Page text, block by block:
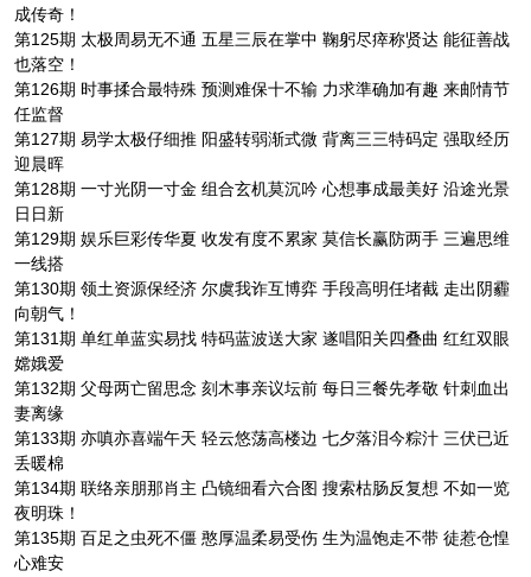
成传奇！
第125期 太极周易无不通 五星三辰在掌中 鞠躬尽瘁称贤达 能征善战
也落空！
第126期 时事揉合最特殊 预测难保十不输 力求準确加有趣 来邮情节
任监督
第127期 易学太极仔细推 阳盛转弱渐式微 背离三三特码定 强取经历
迎晨晖
第128期 一寸光阴一寸金 组合玄机莫沉吟 心想事成最美好 沿途光景
日日新
第129期 娱乐巨彩传华夏 收发有度不累家 莫信长赢防两手 三遍思维
一线搭
第130期 领土资源保经济 尔虞我诈互博弈 手段高明任堵截 走出阴霾
向朝气！
第131期 单红单蓝实易找 特码蓝波送大家 遂唱阳关四叠曲 红红双眼
嫦娥爱
第132期 父母两亡留思念 刻木事亲议坛前 每日三餐先孝敬 针刺血出
妻离缘
第133期 亦嗔亦喜端午天 轻云悠荡高楼边 七夕落泪今粽汁 三伏已近
丢暖棉
第134期 联络亲朋那肖主 凸镜细看六合图 搜索枯肠反复想 不如一览
夜明珠！
第135期 百足之虫死不僵 憨厚温柔易受伤 生为温饱走不带 徒惹仓惶
心难安